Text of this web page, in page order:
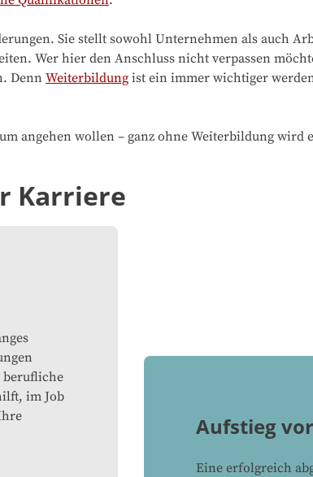
Sie stellt sowohl Unternehmen als auch
Wer hier den Anschluss nicht verpassen
Denn Weiterbildung ist ein immer wichtiger
angehen wollen – ganz ohne Weiterbildung wird
Karriere
berufliche
im Job
Aufstieg
Eine erfolgreich